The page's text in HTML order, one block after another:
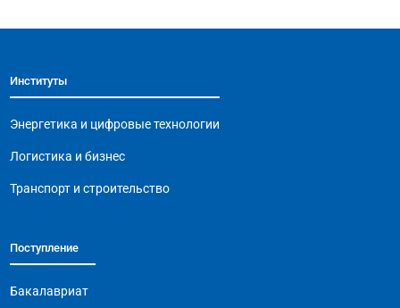
e
o
o
k
s gr l
y
Институты
Энергетика и цифровые технологии
Логистика и бизнес
Транспорт и строительство
Поступление
Бакалавриат